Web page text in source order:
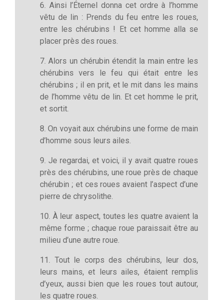
6. Ainsi l’Éternel donna cet ordre à l’homme
vêtu de lin : Prends du feu entre les roues,
entre les chérubins ! Et cet homme alla se
placer près des roues.
7. Alors un chérubin étendit la main entre les
chérubins vers le feu qui était entre les
chérubins ; il en prit, et le mit dans les mains
de l’homme vêtu de lin. Et cet homme le prit,
et sortit.
8. On voyait aux chérubins une forme de main
d’homme sous leurs ailes.
9. Je regardai, et voici, il y avait quatre roues
près des chérubins, une roue près de chaque
chérubin ; et ces roues avaient l’aspect d’une
pierre de chrysolithe.
10. À leur aspect, toutes les quatre avaient la
même forme ; chaque roue paraissait être au
milieu d’une autre roue.
11. Tout le corps des chérubins, leur dos,
leurs mains, et leurs ailes, étaient remplis
d’yeux, aussi bien que les roues tout autour,
les quatre roues.